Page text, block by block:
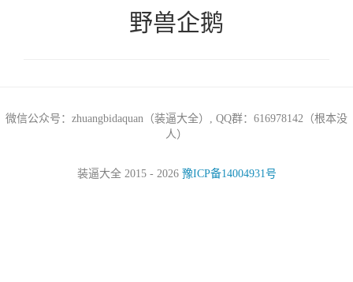
野兽企鹅
微信公众号：zhuangbidaquan（装逼大全）, QQ群：616978142（根本没
人）
装逼大全 2015 - 2026 豫ICP备14004931号